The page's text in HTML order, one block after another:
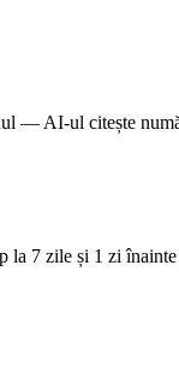
— AI-ul citește
la 7 zile și 1 zi înainte